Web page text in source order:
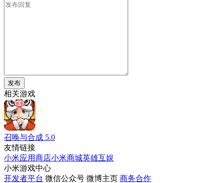
发布
相关游戏
召唤与合成 5.0
友情链接
小米应用商店小米商城英雄互娱
小米游戏中心
开发者平台 微信公众号 微博主页 商务合作